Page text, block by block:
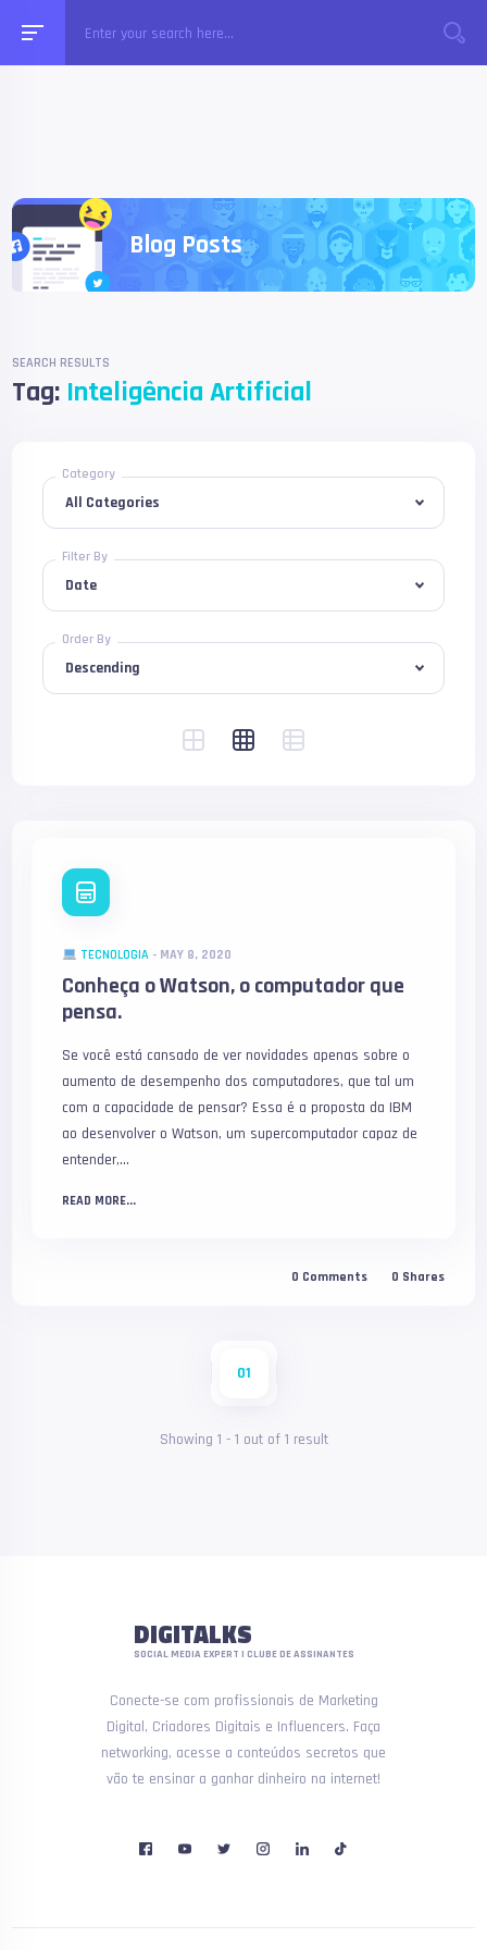
Blog Posts
SEARCH RESULTS
Tag: Inteligência Artificial
Category
Filter By
Order By
TECNOLOGIA- MAY 8, 2020
Conheça o Watson, o computador que
pensa.
Se você está cansado de ver novidades apenas sobre o
aumento de desempenho dos computadores, que tal um
com a capacidade de pensar? Essa é a proposta da IBM
ao desenvolver o Watson, um supercomputador capaz de
entender,...
READ MORE...
0 Comments 0 Shares
01
Showing 1 - 1 out of 1 result
DIGITALKS
SOCIAL MEDIA EXPERT | CLUBE DE ASSINANTES
Conecte-se com profissionais de Marketing
Digital, Criadores Digitais e Influencers. Faça
networking, acesse a conteúdos secretos que
vão te ensinar a ganhar dinheiro na internet!